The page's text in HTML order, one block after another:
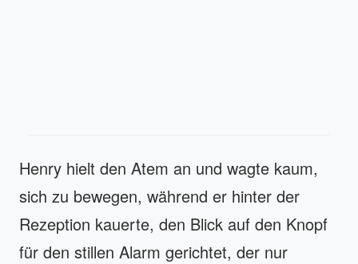
Henry hielt den Atem an und wagte kaum,
sich zu bewegen, während er hinter der
Rezeption kauerte, den Blick auf den Knopf
für den stillen Alarm gerichtet, der nur